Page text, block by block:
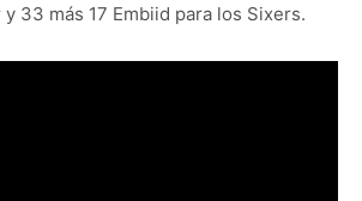
33 más 17 Embiid para los Sixers.